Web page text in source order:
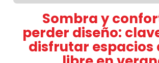
Sombra y
perder diseño:
disfrutar espacios